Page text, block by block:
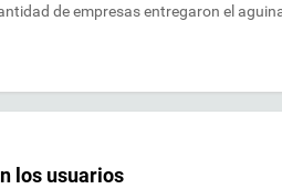
de empresas entregaron el
los usuarios